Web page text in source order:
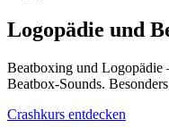
Logopädie und
Beatboxing und Logopädie
Beatbox-Sounds.
Crashkurs entdecken